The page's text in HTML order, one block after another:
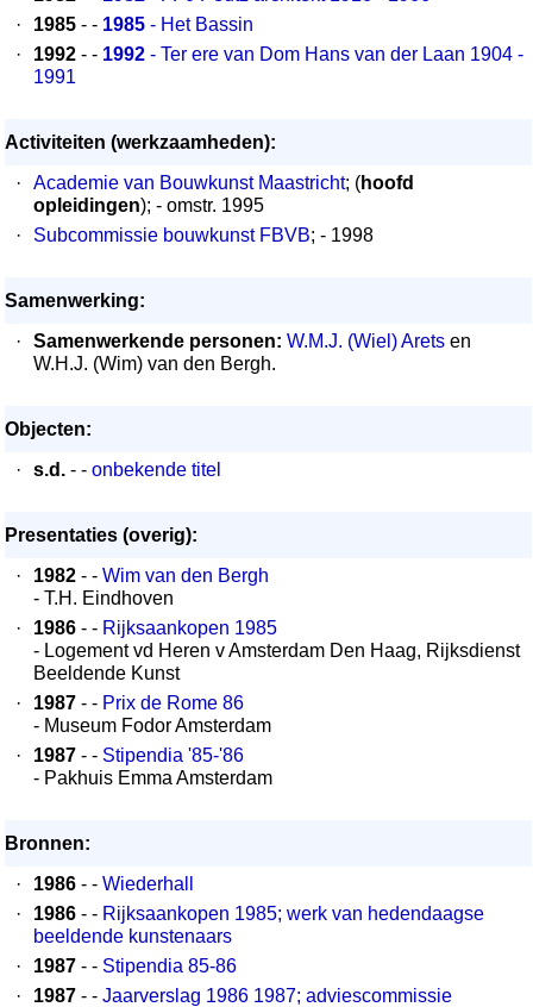
·
1985 - - 1985 - Het Bassin
·
1992 - - 1992 - Ter ere van Dom Hans van der Laan 1904 -
1991
Activiteiten (werkzaamheden):
·
Academie van Bouwkunst Maastricht; (hoofd
opleidingen); - omstr. 1995
·
Subcommissie bouwkunst FBVB; - 1998
Samenwerking:
·
Samenwerkende personen: W.M.J. (Wiel) Arets en
W.H.J. (Wim) van den Bergh.
Objecten:
·
s.d. - - onbekende titel
Presentaties (overig):
·
1982 - - Wim van den Bergh
- T.H. Eindhoven
·
1986 - - Rijksaankopen 1985
- Logement vd Heren v Amsterdam Den Haag, Rijksdienst
Beeldende Kunst
·
1987 - - Prix de Rome 86
- Museum Fodor Amsterdam
·
1987 - - Stipendia '85-'86
- Pakhuis Emma Amsterdam
Bronnen:
·
1986 - - Wiederhall
·
1986 - - Rijksaankopen 1985; werk van hedendaagse
beeldende kunstenaars
·
1987 - - Stipendia 85-86
·
1987 - - Jaarverslag 1986 1987; adviescommissie